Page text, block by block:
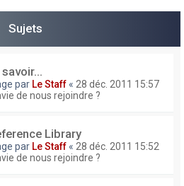
e
Sujets
par Le Staff « 28 déc. 2011 15:57
de nous rejoindre ?
Library
par Le Staff « 28 déc. 2011 15:52
de nous rejoindre ?